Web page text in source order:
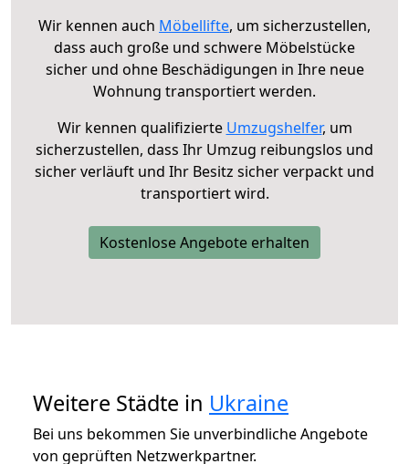
Wir kennen auch Möbellifte, um sicherzustellen,
dass auch große und schwere Möbelstücke
sicher und ohne Beschädigungen in Ihre neue
Wohnung transportiert werden.
Wir kennen qualifizierte Umzugshelfer, um
sicherzustellen, dass Ihr Umzug reibungslos und
sicher verläuft und Ihr Besitz sicher verpackt und
transportiert wird.
Kostenlose Angebote erhalten
Weitere Städte in Ukraine
Bei uns bekommen Sie unverbindliche Angebote
von geprüften Netzwerkpartner.